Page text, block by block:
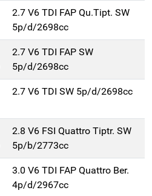
2.7 V6 TDI FAP Qu.Tipt. SW
5p/d/2698cc
2.7 V6 TDI FAP SW
5p/d/2698cc
2.7 V6 TDI SW 5p/d/2698cc
2.8 V6 FSI Quattro Tiptr. SW
5p/b/2773cc
3.0 V6 TDI FAP Quattro Ber.
4p/d/2967cc